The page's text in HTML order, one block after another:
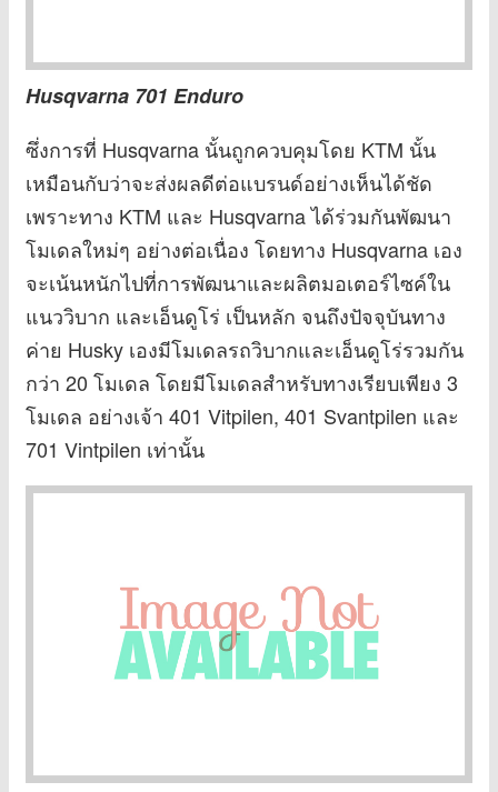
Husqvarna 701 Enduro
ซึ่งการที่ Husqvarna นั้นถูกควบคุมโดย KTM นั้น
เหมือนกับว่าจะส่งผลดีต่อแบรนด์อย่างเห็นได้ชัด
เพราะทาง KTM และ Husqvarna ได้ร่วมกันพัฒนา
โมเดลใหม่ๆ อย่างต่อเนื่อง โดยทาง Husqvarna เอง
จะเน้นหนักไปที่การพัฒนาและผลิตมอเตอร์ไซค์ใน
แนววิบาก และเอ็นดูโร่ เป็นหลัก จนถึงปัจจุบันทาง
ค่าย Husky เองมีโมเดลรถวิบากและเอ็นดูโร่รวมกัน
กว่า 20 โมเดล โดยมีโมเดลสำหรับทางเรียบเพียง 3
โมเดล อย่างเจ้า 401 Vitpilen, 401 Svantpilen และ
701 Vintpilen เท่านั้น